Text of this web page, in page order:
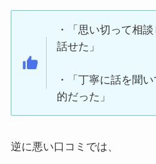
・「思い切って相
話せた」
・「丁寧に話を聞
的だった」
逆に悪い口コミでは、